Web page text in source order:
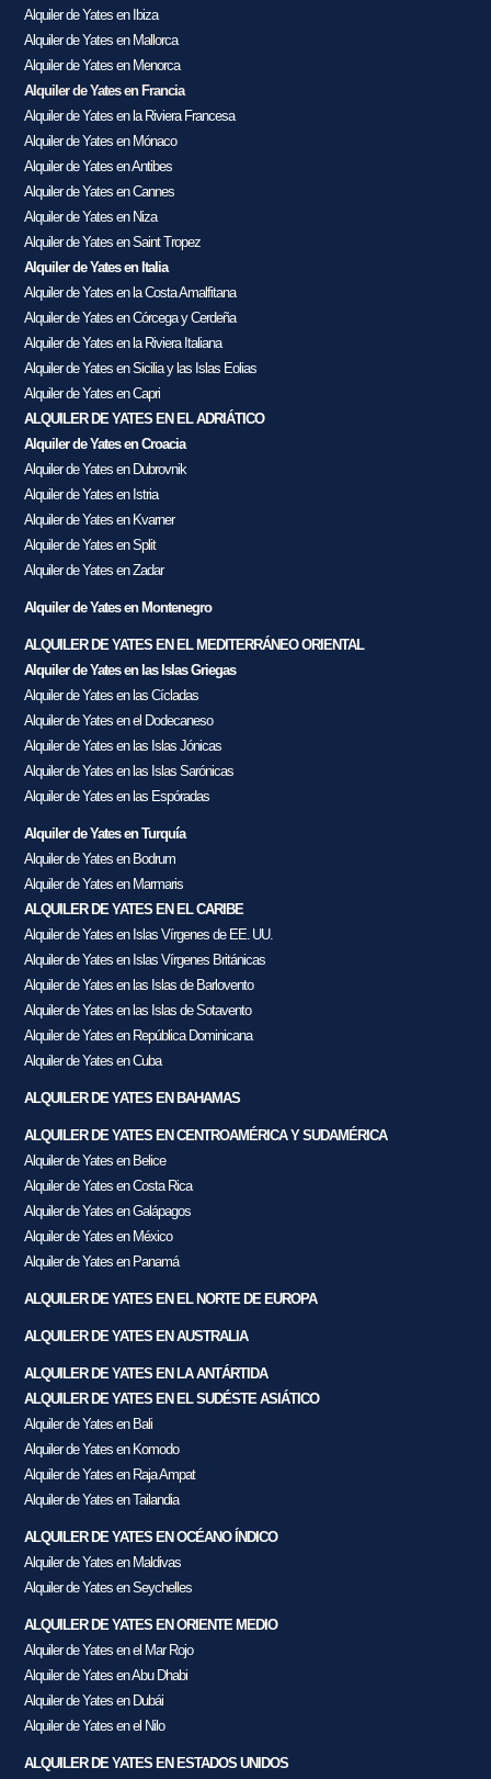
Alquiler de Yates en Ibiza
Alquiler de Yates en Mallorca
Alquiler de Yates en Menorca
Alquiler de Yates en Francia
Alquiler de Yates en la Riviera Francesa
Alquiler de Yates en Mónaco
Alquiler de Yates en Antibes
Alquiler de Yates en Cannes
Alquiler de Yates en Niza
Alquiler de Yates en Saint Tropez
Alquiler de Yates en Italia
Alquiler de Yates en la Costa Amalfitana
Alquiler de Yates en Córcega y Cerdeña
Alquiler de Yates en la Riviera Italiana
Alquiler de Yates en Sicilia y las Islas Eolias
Alquiler de Yates en Capri
ALQUILER DE YATES EN EL ADRIÁTICO
Alquiler de Yates en Croacia
Alquiler de Yates en Dubrovnik
Alquiler de Yates en Istria
Alquiler de Yates en Kvarner
Alquiler de Yates en Split
Alquiler de Yates en Zadar
Alquiler de Yates en Montenegro
ALQUILER DE YATES EN EL MEDITERRÁNEO ORIENTAL
Alquiler de Yates en las Islas Griegas
Alquiler de Yates en las Cícladas
Alquiler de Yates en el Dodecaneso
Alquiler de Yates en las Islas Jónicas
Alquiler de Yates en las Islas Sarónicas
Alquiler de Yates en las Espóradas
Alquiler de Yates en Turquía
Alquiler de Yates en Bodrum
Alquiler de Yates en Marmaris
ALQUILER DE YATES EN EL CARIBE
Alquiler de Yates en Islas Vírgenes de EE. UU.
Alquiler de Yates en Islas Vírgenes Británicas
Alquiler de Yates en las Islas de Barlovento
Alquiler de Yates en las Islas de Sotavento
Alquiler de Yates en República Dominicana
Alquiler de Yates en Cuba
ALQUILER DE YATES EN BAHAMAS
ALQUILER DE YATES EN CENTROAMÉRICA Y SUDAMÉRICA
Alquiler de Yates en Belice
Alquiler de Yates en Costa Rica
Alquiler de Yates en Galápagos
Alquiler de Yates en México
Alquiler de Yates en Panamá
ALQUILER DE YATES EN EL NORTE DE EUROPA
ALQUILER DE YATES EN AUSTRALIA
ALQUILER DE YATES EN LA ANTÁRTIDA
ALQUILER DE YATES EN EL SUDÉSTE ASIÁTICO
Alquiler de Yates en Bali
Alquiler de Yates en Komodo
Alquiler de Yates en Raja Ampat
Alquiler de Yates en Tailandia
ALQUILER DE YATES EN OCÉANO ÍNDICO
Alquiler de Yates en Maldivas
Alquiler de Yates en Seychelles
ALQUILER DE YATES EN ORIENTE MEDIO
Alquiler de Yates en el Mar Rojo
Alquiler de Yates en Abu Dhabi
Alquiler de Yates en Dubái
Alquiler de Yates en el Nilo
ALQUILER DE YATES EN ESTADOS UNIDOS